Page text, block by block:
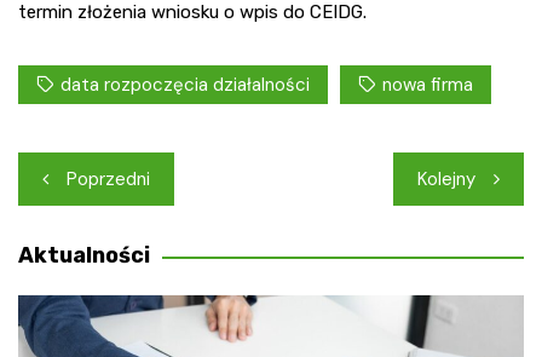
termin złożenia wniosku o wpis do CEIDG.
data rozpoczęcia działalności nowa firma
Nawigacja
wpisu
Poprzedni Kolejny
Aktualności